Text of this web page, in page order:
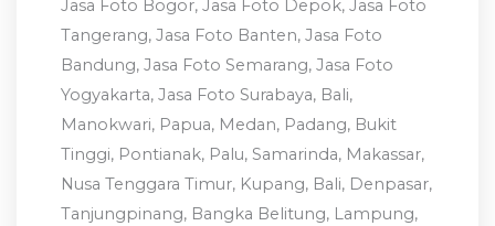
Jasa Foto Bogor, Jasa Foto Depok, Jasa Foto
Tangerang, Jasa Foto Banten, Jasa Foto
Bandung, Jasa Foto Semarang, Jasa Foto
Yogyakarta, Jasa Foto Surabaya, Bali,
Manokwari, Papua, Medan, Padang, Bukit
Tinggi, Pontianak, Palu, Samarinda, Makassar,
Nusa Tenggara Timur, Kupang, Bali, Denpasar,
Tanjungpinang, Bangka Belitung, Lampung,